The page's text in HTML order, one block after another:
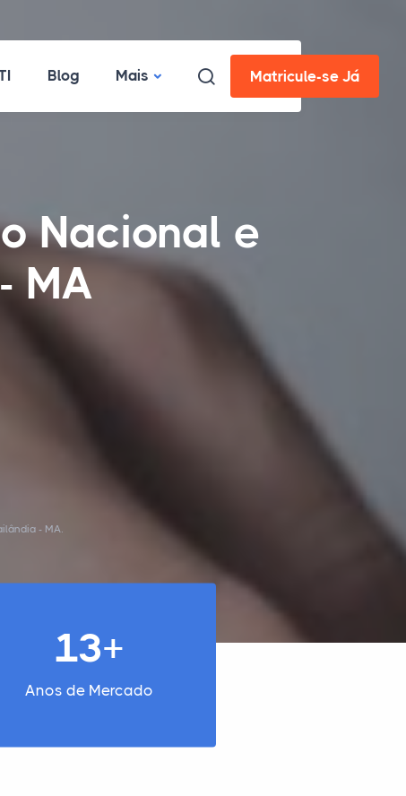
Blog Mais Matricule-se Já
Nacional e
MA
- MA.
13+
Anos de Mercado